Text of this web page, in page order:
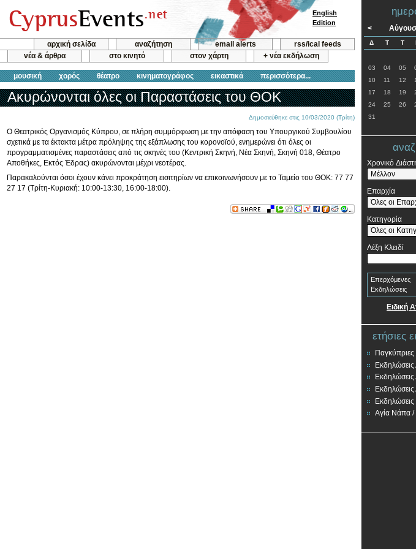
αρχική σελίδα αναζήτηση email alerts
rss/ical feeds
νέα & άρθρα
στο κινητό στον χάρτη + νέα εκδήλωση
μουσική χορός θέατρο κινηματογράφος εικαστικά περισσότερα...
English
Edition
Ακυρώνονται όλες οι Παραστάσεις του ΘΟΚ
Δημοσιεύθηκε στις 10/03/2020 (Τρίτη)
Ο Θεατρικός Οργανισμός Κύπρου, σε πλήρη συμμόρφωση με την απόφαση του Υπουργικού Συμβουλίου
σχετικά με τα έκτακτα μέτρα πρόληψης της εξάπλωσης του κορονοϊού, ενημερώνει ότι όλες οι
προγραμματισμένες παραστάσεις από τις σκηνές του (Κεντρική Σκηνή, Νέα Σκηνή, Σκηνή 018, Θέατρο
Αποθήκες, Εκτός Έδρας) ακυρώνονται μέχρι νεοτέρας.
Παρακαλούνται όσοι έχουν κάνει προκράτηση εισιτηρίων να επικοινωνήσουν με το Ταμείο του ΘΟΚ: 77 77
27 17 (Τρίτη-Κυριακή: 10:00-13:30, 16:00-18:00).
<
Δ Τ Τ
03
04 05
10
11 12
17
18 19
24
25 26
31
Χρονικό
Επαρχία
Κατηγορία
Λέξη Κλειδί
Επερχόμενες
Εκδηλώσεις
Ειδική
ετήσιες
Παγκύπριες
Εκδηλώσεις
Αγία Νάπα /